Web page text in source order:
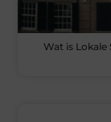
Wat is